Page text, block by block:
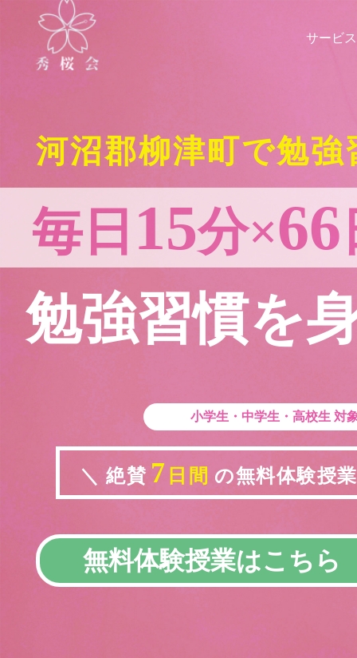
サービス
河沼郡柳津町で勉
毎日 15分×66
勉強習慣を
小学生・中学生・高校生 対
＼ 絶賛 7 日間 の無料体験授
無料体験授業はこちら